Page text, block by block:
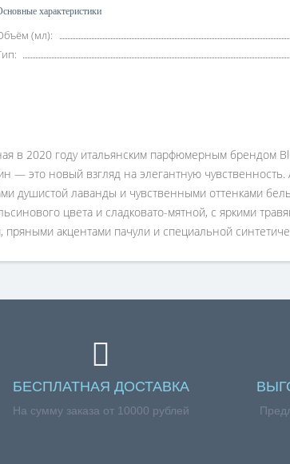
характеристики
(мл):
в 2020 году итальянским парфюмерным брендом
это новый взгляд на элегантную чувственность.
лаванды и чувственными оттенками
цвета и сладковато-мятной, с яркими
акцентами пачули и специальной
БЕСПЛАТНАЯ ДОСТАВКА
На сумму заказа от 10000 рублей